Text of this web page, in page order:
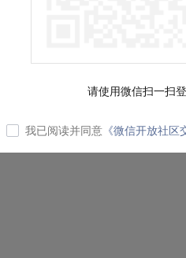
请使用微信扫一扫
我已阅读并同意 《微信开放社区